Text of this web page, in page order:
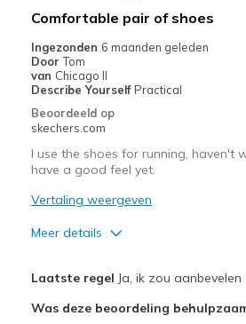
Minpunten
Beste toepassingen
Sizing
Feels true to size
Comfortable pair of shoes
Ingezonden 6 maanden geleden
Door Tom
van Chicago Il
Describe Yourself Practical
Beoordeeld op
skechers.com
I use the shoes for running, haven't
have a good feel yet.
Vertaling weergeven
Meer details
Laatste regel Ja, ik zou
Was deze beoordeling